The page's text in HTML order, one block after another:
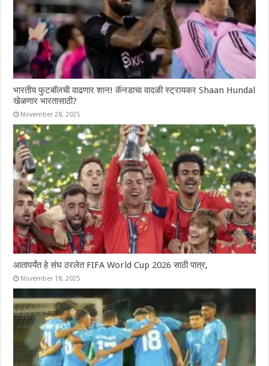
भारतीय फुटबॉलची वाढणार शान! कॅनडाचा वादळी स्ट्रायकर Shaan Hundal
खेळणार भारतासाठी?
November 28, 2025
आतापर्यंत हे संघ ठरलेत FIFA World Cup 2026 साठी पात्र,
November 18, 2025